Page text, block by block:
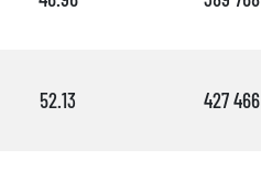
52.13 427 466